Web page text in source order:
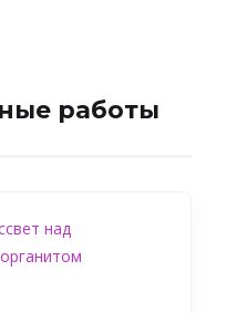
работы